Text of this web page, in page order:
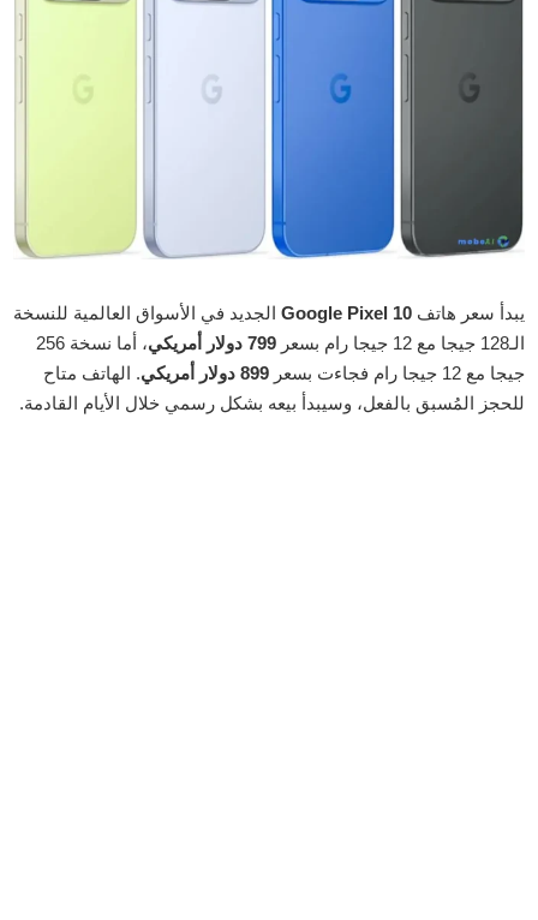
يبدأ سعر هاتف Google Pixel 10 الجديد في الأسواق العالمية للنسخة
الـ128 جيجا مع 12 جيجا رام بسعر
799 دولار أمريكي
، أما نسخة 256
جيجا مع 12 جيجا رام فجاءت بسعر
899 دولار أمريكي
. الهاتف متاح
للحجز المُسبق بالفعل، وسيبدأ بيعه بشكل رسمي خلال الأيام القادمة.